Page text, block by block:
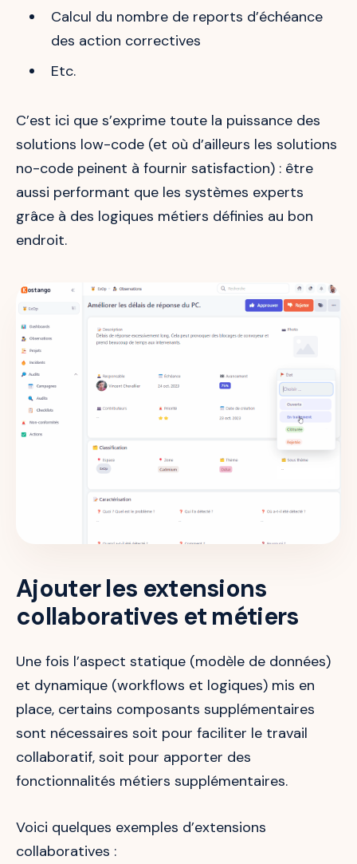
Calcul du nombre de reports d’échéance
des action correctives
Etc.
C’est ici que s’exprime toute la puissance des
solutions low-code (et où d’ailleurs les solutions
no-code peinent à fournir satisfaction) : être
aussi performant que les systèmes experts
grâce à des logiques métiers définies au bon
endroit.
Ajouter les extensions
collaboratives et métiers
Une fois l’aspect statique (modèle de données)
et dynamique (workflows et logiques) mis en
place, certains composants supplémentaires
sont nécessaires soit pour faciliter le travail
collaboratif, soit pour apporter des
fonctionnalités métiers supplémentaires.
Voici quelques exemples d’extensions
collaboratives :